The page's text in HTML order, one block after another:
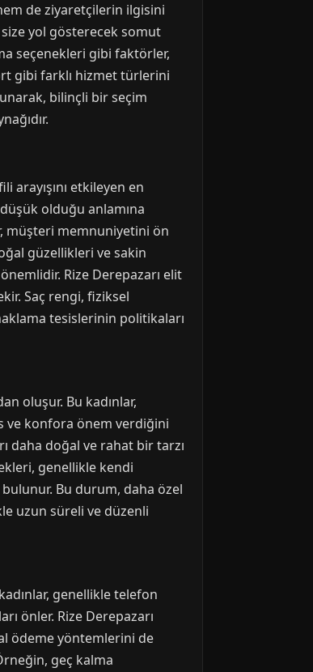
de ziyaretçilerin ilgisini
yol gösterecek somut
seçenekleri gibi faktörler,
gibi farklı hizmet türlerini
bilinçli bir seçim
arayışını etkileyen en
olduğu anlamına
müşteri memnuniyetini ön
güzellikleri ve sakin
Rize Derepazarı elit
Saç rengi, fiziksel
tesislerinin politikaları
oluşur. Bu kadınlar,
ve konfora önem verdiğini
daha doğal ve rahat bir tarzı
genellikle kendi
Bu durum, daha özel
uzun süreli ve düzenli
genellikle telefon
önler. Rize Derepazarı
ödeme yöntemlerini de
geç kalma